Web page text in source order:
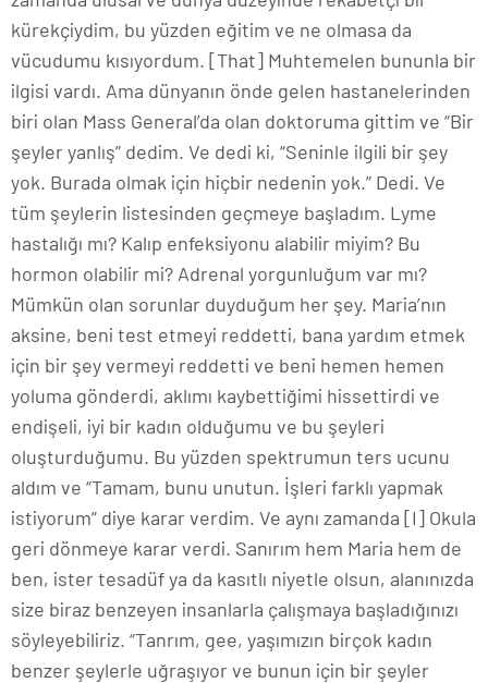
kürekçiydim, bu yüzden eğitim ve ne olmasa da
vücudumu kısıyordum. [That] Muhtemelen bununla bir
ilgisi vardı. Ama dünyanın önde gelen hastanelerinden
biri olan Mass General’da olan doktoruma gittim ve “Bir
şeyler yanlış” dedim. Ve dedi ki, “Seninle ilgili bir şey
yok. Burada olmak için hiçbir nedenin yok.” Dedi. Ve
tüm şeylerin listesinden geçmeye başladım. Lyme
hastalığı mı? Kalıp enfeksiyonu alabilir miyim? Bu
hormon olabilir mi? Adrenal yorgunluğum var mı?
Mümkün olan sorunlar duyduğum her şey. Maria’nın
aksine, beni test etmeyi reddetti, bana yardım etmek
için bir şey vermeyi reddetti ve beni hemen hemen
yoluma gönderdi, aklımı kaybettiğimi hissettirdi ve
endişeli, iyi bir kadın olduğumu ve bu şeyleri
oluşturduğumu. Bu yüzden spektrumun ters ucunu
aldım ve “Tamam, bunu unutun. İşleri farklı yapmak
istiyorum” diye karar verdim. Ve aynı zamanda [I] Okula
geri dönmeye karar verdi. Sanırım hem Maria hem de
ben, ister tesadüf ya da kasıtlı niyetle olsun, alanınızda
size biraz benzeyen insanlarla çalışmaya başladığınızı
söyleyebiliriz. “Tanrım, gee, yaşımızın birçok kadın
benzer şeylerle uğraşıyor ve bunun için bir şeyler